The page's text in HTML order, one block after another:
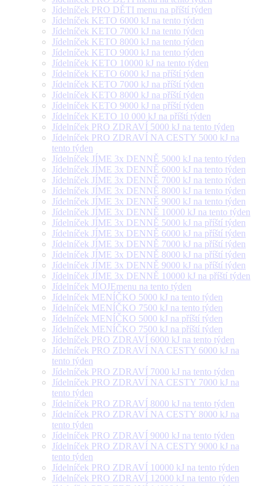
Jídelníček PRO DĚTI menu na příští týden
Jídelníček KETO 6000 kJ na tento týden
Jídelníček KETO 7000 kJ na tento týden
Jídelníček KETO 8000 kJ na tento týden
Jídelníček KETO 9000 kJ na tento týden
Jídelníček KETO 10000 kJ na tento týden
Jídelníček KETO 6000 kJ na příští týden
Jídelníček KETO 7000 kJ na příští týden
Jídelníček KETO 8000 kJ na příští týden
Jídelníček KETO 9000 kJ na příští týden
Jídelníček KETO 10 000 kJ na příští týden
Jídelníček PRO ZDRAVÍ 5000 kJ na tento týden
Jídelníček PRO ZDRAVÍ NA CESTY 5000 kJ na
tento týden
Jídelníček JÍME 3x DENNĚ 5000 kJ na tento týden
Jídelníček JÍME 3x DENNĚ 6000 kJ na tento týden
Jídelníček JÍME 3x DENNĚ 7000 kJ na tento týden
Jídelníček JÍME 3x DENNĚ 8000 kJ na tento týden
Jídelníček JÍME 3x DENNĚ 9000 kJ na tento týden
Jídelníček JÍME 3x DENNĚ 10000 kJ na tento týden
Jídelníček JÍME 3x DENNĚ 5000 kJ na příští týden
Jídelníček JÍME 3x DENNĚ 6000 kJ na příští týden
Jídelníček JÍME 3x DENNĚ 7000 kJ na příští týden
Jídelníček JÍME 3x DENNĚ 8000 kJ na příští týden
Jídelníček JÍME 3x DENNĚ 9000 kJ na příští týden
Jídelníček JÍME 3x DENNĚ 10000 kJ na příští týden
Jídelníček MOJEmenu na tento týden
Jídelníček MENÍČKO 5000 kJ na tento týden
Jídelníček MENÍČKO 7500 kJ na tento týden
Jídelníček MENÍČKO 5000 kJ na příští týden
Jídelníček MENÍČKO 7500 kJ na příští týden
Jídelníček PRO ZDRAVÍ 6000 kJ na tento týden
Jídelníček PRO ZDRAVÍ NA CESTY 6000 kJ na
tento týden
Jídelníček PRO ZDRAVÍ 7000 kJ na tento týden
Jídelníček PRO ZDRAVÍ NA CESTY 7000 kJ na
tento týden
Jídelníček PRO ZDRAVÍ 8000 kJ na tento týden
Jídelníček PRO ZDRAVÍ NA CESTY 8000 kJ na
tento týden
Jídelníček PRO ZDRAVÍ 9000 kJ na tento týden
Jídelníček PRO ZDRAVÍ NA CESTY 9000 kJ na
tento týden
Jídelníček PRO ZDRAVÍ 10000 kJ na tento týden
Jídelníček PRO ZDRAVÍ 12000 kJ na tento týden